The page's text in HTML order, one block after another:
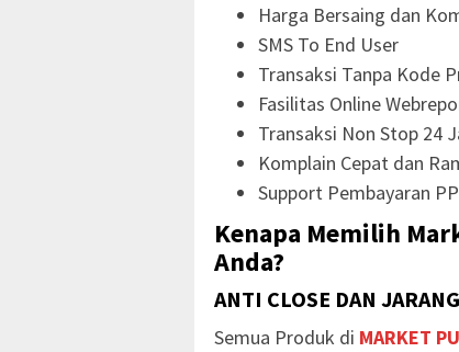
Harga Bersaing dan
SMS To End User
Transaksi Tanpa Kode
Fasilitas Online
Transaksi Non Stop 24
Komplain Cepat dan
Support Pembayaran
Kenapa Memilih
Anda?
ANTI CLOSE DAN
Semua Produk di MARKET